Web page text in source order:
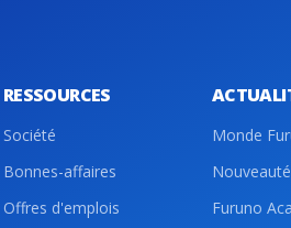
RESSOURCES
Société
Bonnes-affaires
Offres d'emplois
Monde
Furuno